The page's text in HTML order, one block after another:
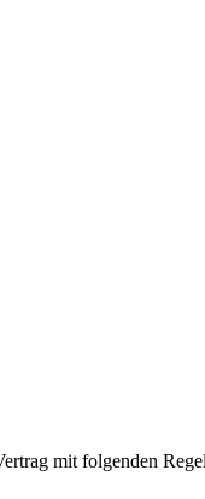
mit folgenden